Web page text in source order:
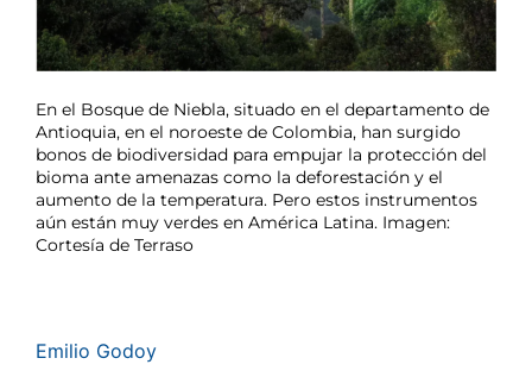
En el Bosque de Niebla, situado en el departamento de
Antioquia, en el noroeste de Colombia, han surgido
bonos de biodiversidad para empujar la protección del
bioma ante amenazas como la deforestación y el
aumento de la temperatura. Pero estos instrumentos
aún están muy verdes en América Latina. Imagen:
Cortesía de Terraso
Emilio Godoy